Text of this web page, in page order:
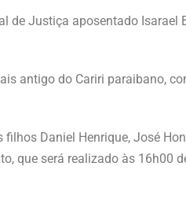
Justiça aposentado Isarael
antigo do Cariri paraibano,
Daniel Henrique, José
que será realizado às 16h00